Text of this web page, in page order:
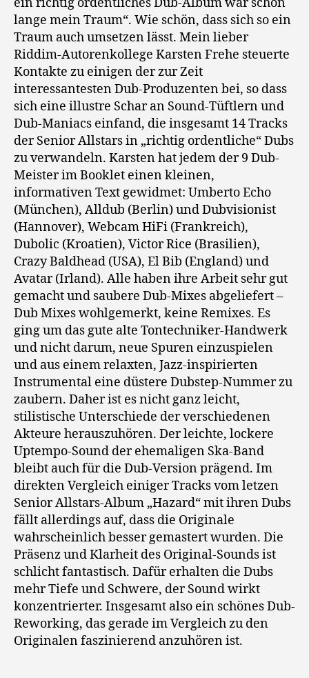
lange mein Traum“. Wie schön, dass sich so ein
Traum auch umsetzen lässt. Mein lieber
Riddim-Autorenkollege Karsten Frehe steuerte
Kontakte zu einigen der zur Zeit
interessantesten Dub-Produzenten bei, so dass
sich eine illustre Schar an Sound-Tüftlern und
Dub-Maniacs einfand, die insgesamt 14 Tracks
der Senior Allstars in „richtig ordentliche“ Dubs
zu verwandeln. Karsten hat jedem der 9 Dub-
Meister im Booklet einen kleinen,
informativen Text gewidmet: Umberto Echo
(München), Alldub (Berlin) und Dubvisionist
(Hannover), Webcam HiFi (Frankreich),
Dubolic (Kroatien), Victor Rice (Brasilien),
Crazy Baldhead (USA), El Bib (England) und
Avatar (Irland). Alle haben ihre Arbeit sehr gut
gemacht und saubere Dub-Mixes abgeliefert –
Dub Mixes wohlgemerkt, keine Remixes. Es
ging um das gute alte Tontechniker-Handwerk
und nicht darum, neue Spuren einzuspielen
und aus einem relaxten, Jazz-inspirierten
Instrumental eine düstere Dubstep-Nummer zu
zaubern. Daher ist es nicht ganz leicht,
stilistische Unterschiede der verschiedenen
Akteure herauszuhören. Der leichte, lockere
Uptempo-Sound der ehemaligen Ska-Band
bleibt auch für die Dub-Version prägend. Im
direkten Vergleich einiger Tracks vom letzen
Senior Allstars-Album „Hazard“ mit ihren Dubs
fällt allerdings auf, dass die Originale
wahrscheinlich besser gemastert wurden. Die
Präsenz und Klarheit des Original-Sounds ist
schlicht fantastisch. Dafür erhalten die Dubs
mehr Tiefe und Schwere, der Sound wirkt
konzentrierter. Insgesamt also ein schönes Dub-
Reworking, das gerade im Vergleich zu den
Originalen faszinierend anzuhören ist.